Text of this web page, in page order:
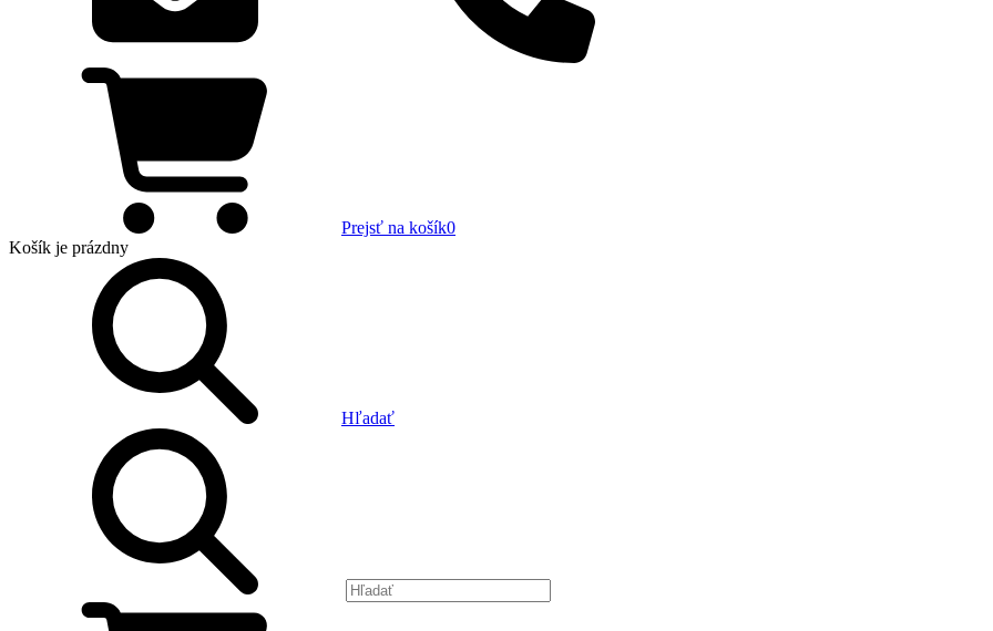
Prejsť na košík0
Košík je prázdny
Hľadať